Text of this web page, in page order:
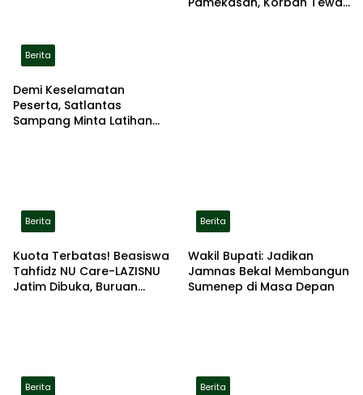
Berita
Demi Keselamatan
Peserta, Satlantas
Sampang Minta Latihan
Berita
Kuota Terbatas! Beasiswa
Tahfidz NU Care-LAZISNU
Jatim Dibuka, Buruan
Berita
Wakil Bupati: Jadikan
Jamnas Bekal Membangun
Sumenep di Masa Depan
Berita Berita